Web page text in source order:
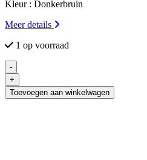
Kleur : Donkerbruin
Meer details
1 op voorraad
-
Vintage
Houten
Kapstok
+
Toevoegen aan winkelwagen